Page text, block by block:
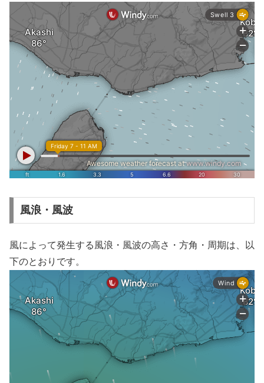
風浪・風波
風によって発生する風浪・風波の高さ・方角・周期は、以
下のとおりです。